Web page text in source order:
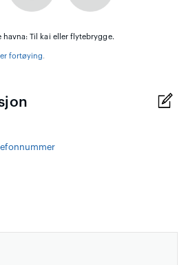
Til kai eller flytebrygge.
fortøying.